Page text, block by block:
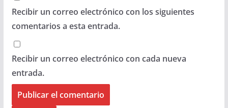
Recibir un correo electrónico con los siguientes
comentarios a esta entrada.
Recibir un correo electrónico con cada nueva
entrada.